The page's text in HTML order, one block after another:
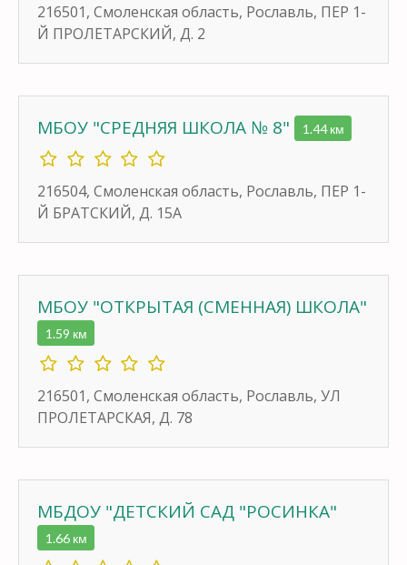
216501, Смоленская область, Рославль, ПЕР 1-
Й ПРОЛЕТАРСКИЙ, Д. 2
МБОУ "СРЕДНЯЯ ШКОЛА № 8" 1.44 км
216504, Смоленская область, Рославль, ПЕР 1-
Й БРАТСКИЙ, Д. 15А
МБОУ "ОТКРЫТАЯ (СМЕННАЯ) ШКОЛА"
1.59 км
216501, Смоленская область, Рославль, УЛ
ПРОЛЕТАРСКАЯ, Д. 78
МБДОУ "ДЕТСКИЙ САД "РОСИНКА"
1.66 км